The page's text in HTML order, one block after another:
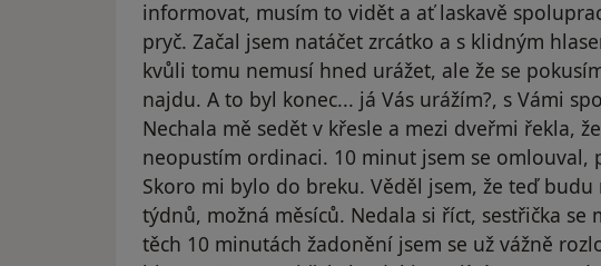
informovat, musím to vidět a ať laskavě
pryč. Začal jsem natáčet zrcátko a s klidným
kvůli tomu nemusí hned urážet, ale že se
najdu. A to byl konec... já Vás urážím?, s Vámi
Nechala mě sedět v křesle a mezi dveřmi řekla,
neopustím ordinaci. 10 minut jsem se omlouval,
Skoro mi bylo do breku. Věděl jsem, že teď
týdnů, možná měsíců. Nedala si říct, sestřička se
těch 10 minutách žadonění jsem se už vážně